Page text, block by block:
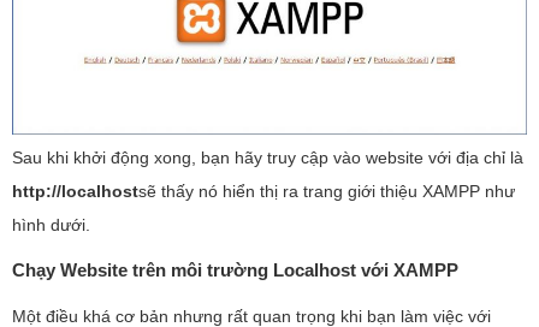
Sau khi khởi động xong, bạn hãy truy cập vào website với địa chỉ là
http://localhostsẽ thấy nó hiển thị ra trang giới thiệu XAMPP như
hình dưới.
Chạy Website trên môi trường Localhost với XAMPP
Một điều khá cơ bản nhưng rất quan trọng khi bạn làm việc với